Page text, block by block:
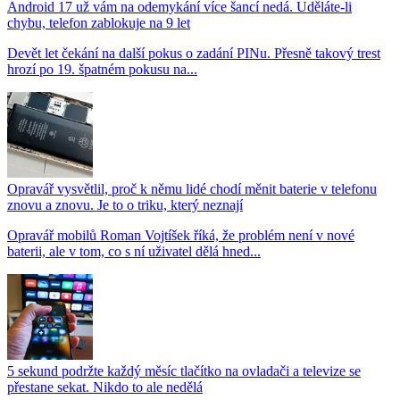
Android 17 už vám na odemykání více šancí nedá. Uděláte-li
chybu, telefon zablokuje na 9 let
Devět let čekání na další pokus o zadání PINu. Přesně takový trest
hrozí po 19. špatném pokusu na...
Opravář vysvětlil, proč k němu lidé chodí měnit baterie v telefonu
znovu a znovu. Je to o triku, který neznají
Opravář mobilů Roman Vojtíšek říká, že problém není v nové
baterii, ale v tom, co s ní uživatel dělá hned...
5 sekund podržte každý měsíc tlačítko na ovladači a televize se
přestane sekat. Nikdo to ale nedělá